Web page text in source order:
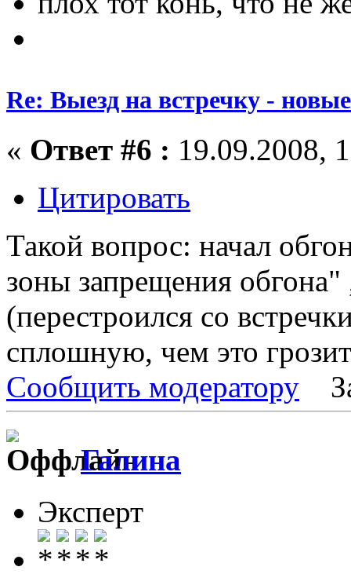
Re: Выезд на встречку -
« Ответ #6 : 19.09.2008,
Цитировать
Такой вопрос: начал
зоны запрещения
(перестроился со
сплошную, чем это
Сообщить модератору
Галина
Эксперт